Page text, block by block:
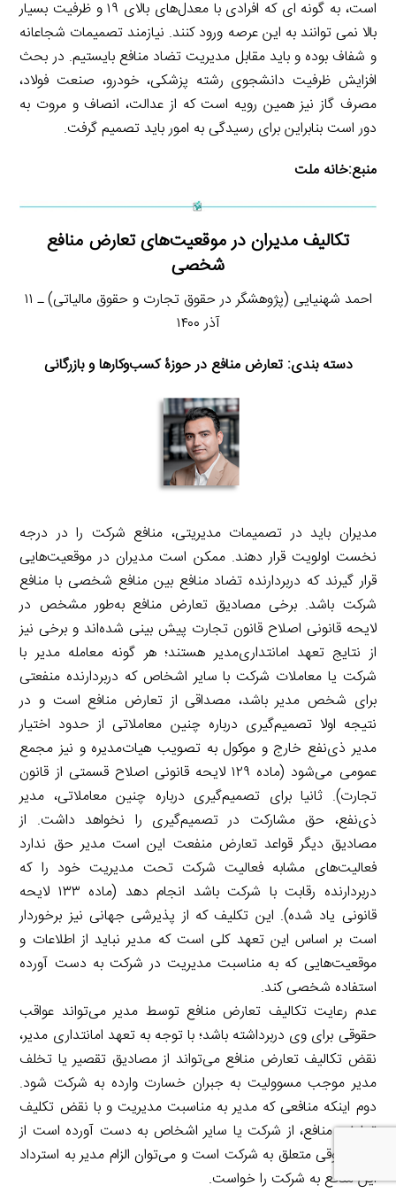
است، به گونه ای که افرادی با معدل‌های بالای ۱۹ و ظرفیت بسیار
بالا نمی توانند به این عرصه ورود کنند. نیازمند تصمیمات شجاعانه
و شفاف بوده و باید مقابل مدیریت تضاد منافع بایستیم. در بحث
افزایش ظرفیت دانشجوی رشته پزشکی، خودرو، صنعت فولاد،
مصرف گاز نیز همین رویه است که از عدالت، انصاف و مروت به
دور است بنابراین برای رسیدگی به امور باید تصمیم گرفت.
منبع:خانه ملت
تکالیف مدیران در موقعیت‌های تعارض منافع
شخصی
احمد شهنیایی (پژوهشگر در حقوق تجارت و حقوق مالیاتی) ـ ۱۱
آذر ۱۴۰۰
دسته بندی: تعارض منافع در حوزۀ کسب‌وکارها و بازرگانی
مدیران باید در تصمیمات مدیریتی، منافع شرکت را در درجه
نخست اولویت قرار دهند. ممکن است مدیران در موقعیت‌هایی
قرار گیرند که دربردارنده تضاد منافع بین منافع شخصی با منافع
شرکت باشد. برخی مصادیق تعارض منافع به‌طور مشخص در
لایحه قانونی اصلاح قانون تجارت پیش بینی شده‌اند و برخی نیز
از نتایج تعهد امانتداری‌مدیر هستند؛ هر گونه معامله مدیر با
شرکت یا معاملات شرکت با سایر اشخاص که دربردارنده منفعتی
برای شخص مدیر باشد، مصداقی از تعارض منافع است و در
نتیجه اولا تصمیم‌گیری درباره چنین معاملاتی از حدود اختیار
مدیر ذی‌نفع خارج و موکول به تصویب هیات‌مدیره و نیز مجمع
عمومی می‌شود (ماده ۱۲۹ لایحه قانونی اصلاح قسمتی از قانون
تجارت). ثانیا برای تصمیم‌گیری درباره چنین معاملاتی، مدیر
ذی‌نفع، حق مشارکت در تصمیم‌گیری را نخواهد داشت. از
مصادیق دیگر قواعد تعارض منفعت این است مدیر حق ندارد
فعالیت‌های مشابه فعالیت شرکت تحت مدیریت خود را که
دربردارنده رقابت با شرکت باشد انجام دهد (ماده ۱۳۳ لایحه
قانونی یاد شده). این تکلیف که از پذیرشی جهانی نیز برخوردار
است بر اساس این تعهد کلی است که مدیر نباید از اطلاعات و
موقعیت‌هایی که به مناسبت مدیریت در شرکت به دست آورده
استفاده شخصی کند.
عدم رعایت تکالیف تعارض منافع توسط مدیر می‌تواند عواقب
حقوقی برای وی دربرداشته باشد؛ با توجه به تعهد امانتداری مدیر،
نقض تکالیف تعارض منافع می‌تواند از مصادیق تقصیر یا تخلف
مدیر موجب مسوولیت به جبران خسارت وارده به شرکت شود.
دوم اینکه منافعی که مدیر به مناسبت مدیریت و با نقض تکلیف
تعارض منافع، از شرکت یا سایر اشخاص به دست آورده است از
نظر حقوقی متعلق به شرکت است و می‌توان الزام مدیر به استرداد
این منافع به شرکت را خواست.